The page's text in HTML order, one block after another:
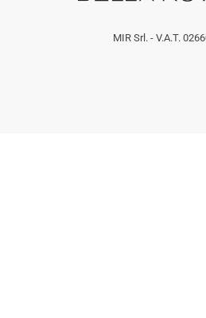
MIR Srl. - V.A.T.